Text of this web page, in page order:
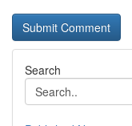
Search